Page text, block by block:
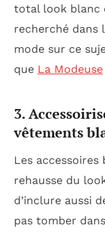
total look blanc
recherché dans
mode sur ce
que La Modeuse
3.
vêtements
Les
rehausse du
d’inclure aussi
pas tomber